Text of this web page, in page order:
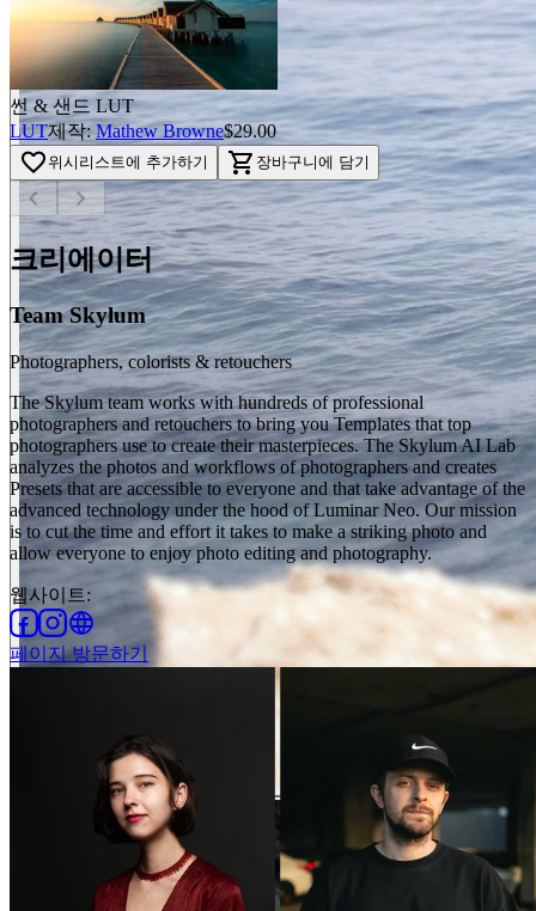
썬 & 샌드 LUT
LUT제작: Mathew Browne$29.00
favorite_border 위시리스트에 추가하기 shopping_cart 장바구니에 담기
chevron_left chevron_right
크리에이터
Team Skylum
Photographers, colorists & retouchers
The Skylum team works with hundreds of professional
photographers and retouchers to bring you Templates that top
photographers use to create their masterpieces. The Skylum AI Lab
analyzes the photos and workflows of photographers and creates
Presets that are accessible to everyone and that take advantage of the
advanced technology under the hood of Luminar Neo. Our mission
is to cut the time and effort it takes to make a striking photo and
allow everyone to enjoy photo editing and photography.
웹사이트 :
페이지 방문하기